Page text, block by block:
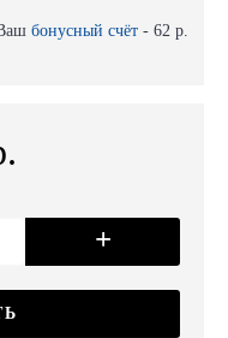
бонусный счёт - 62 р.
+